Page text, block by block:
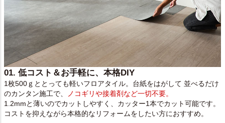
01. 低コスト＆お手軽に、本格DIY
1枚500ｇととっても軽いフロアタイル。台紙をはがして 並べるだけ
のカンタン施工で、
ノコギリや接着剤など一切不要。
1.2mmと薄いのでカットしやすく、カッター1本でカット可能です。
コストを抑えながら本格的なリフォームをしたい方におすすめ。